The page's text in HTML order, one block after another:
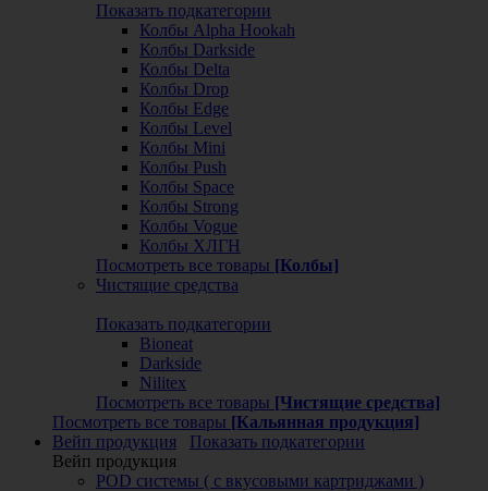
Показать подкатегории
Колбы Alpha Hookah
Колбы Darkside
Колбы Delta
Колбы Drop
Колбы Edge
Колбы Level
Колбы Mini
Колбы Push
Колбы Space
Колбы Strong
Колбы Vogue
Колбы ХЛГН
Посмотреть все товары [Колбы]
Чистящие средства
Показать подкатегории
Bioneat
Darkside
Nilitex
Посмотреть все товары [Чистящие средства]
Посмотреть все товары [Кальянная продукция]
Вейп продукция
Показать подкатегории
Вейп продукция
POD системы ( с вкусовыми картриджами )